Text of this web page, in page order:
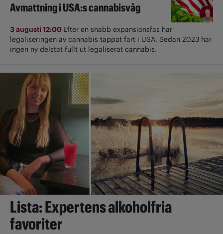
Avmattning i USA:s cannabisvåg
3 augusti 12:00 Efter en snabb expansionsfas har
legaliseringen av cannabis tappat fart i USA. Sedan 2023 har
ingen ny delstat fullt ut ­legaliserat cannabis.
Lista: Expertens alkoholfria
favoriter